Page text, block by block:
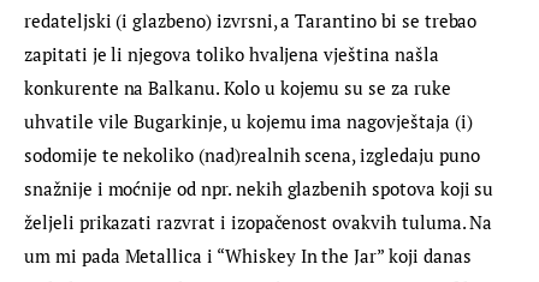
redateljski (i glazbeno) izvrsni, a Tarantino bi se trebao
zapitati je li njegova toliko hvaljena vještina našla
konkurente na Balkanu. Kolo u kojemu su se za ruke
uhvatile vile Bugarkinje, u kojemu ima nagovještaja (i)
sodomije te nekoliko (nad)realnih scena, izgledaju puno
snažnije i moćnije od npr. nekih glazbenih spotova koji su
željeli prikazati razvrat i izopačenost ovakvih tuluma. Na
um mi pada Metallica i “Whiskey In the Jar” koji danas